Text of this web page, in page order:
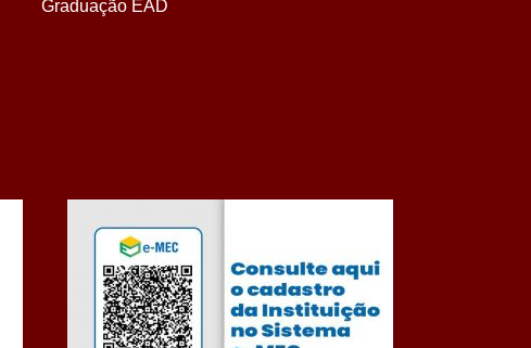
Graduação EAD